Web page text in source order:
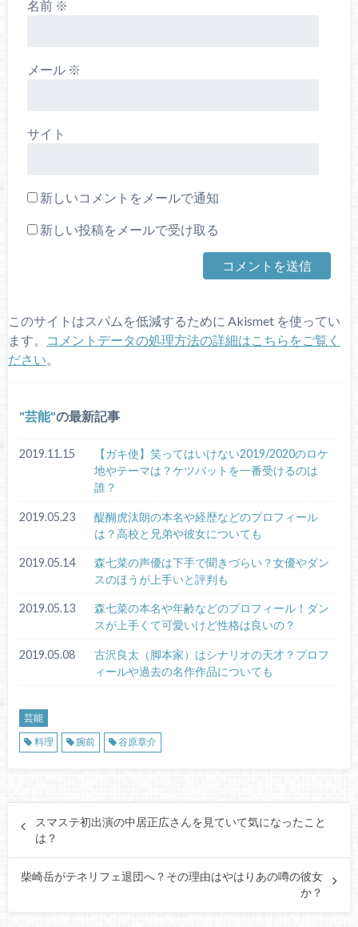
名前 ※
メール ※
サイト
新しいコメントをメールで通知
新しい投稿をメールで受け取る
このサイトはスパムを低減するために Akismet を使ってい
ます。
コメントデータの処理方法の詳細はこちらをご覧く
ださい
芸能 の最新記事
2019.11.15
【ガキ使】笑ってはいけない2019/2020のロケ
地やテーマは？ケツバットを一番受けるのは
誰？
2019.05.23
醍醐虎汰朗の本名や経歴などのプロフィール
は？高校と兄弟や彼女についても
2019.05.14
森七菜の声優は下手で聞きづらい？女優やダン
スのほうが上手いと評判も
2019.05.13
森七菜の本名や年齢などのプロフィール！ダン
スが上手くて可愛いけど性格は良いの？
2019.05.08
古沢良太（脚本家）はシナリオの天才？プロフ
ィールや過去の名作作品についても
芸能
料理
腕前 谷原章介
スマステ初出演の中居正広さんを見ていて気になったこと
は？
柴崎岳がテネリフェ退団へ？その理由はやはりあの噂の彼女
か？